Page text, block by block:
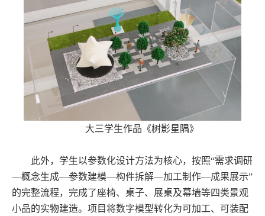
大三学生作品《树影星隅》
此外，学生以参数化设计方法为核心，按照“需求调研
—概念生成—参数建模—构件拆解—加工制作—成果展示”
的完整流程，完成了座椅、桌子、展桌及幕墙等四类景观
小品的实物建造。项目将数字模型转化为可加工、可装配